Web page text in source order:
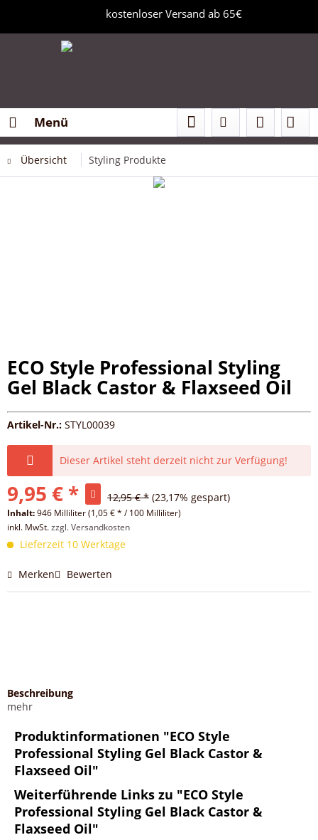
kostenloser Versand ab 65€
Menü
Übersicht Styling Produkte
ECO Style Professional Styling
Gel Black Castor & Flaxseed Oil
Artikel-Nr.: STYL00039
Dieser Artikel steht derzeit nicht zur Verfügung!
9,95 € * 12,95 € * (23,17% gespart)
Inhalt:946 Milliliter (1,05 € * / 100 Milliliter)
inkl. MwSt.zzgl. Versandkosten
Lieferzeit 10 Werktage
Merken Bewerten
Beschreibung
mehr
Produktinformationen "ECO Style
Professional Styling Gel Black Castor &
Flaxseed Oil"
Weiterführende Links zu "ECO Style
Professional Styling Gel Black Castor &
Flaxseed Oil"